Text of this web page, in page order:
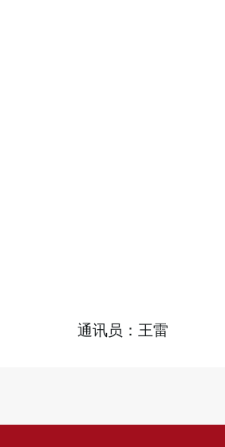
通讯员：王雷